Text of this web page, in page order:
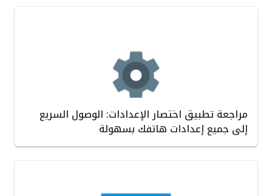
مراجعة تطبيق اختصار الإعدادات: الوصول السريع
إلى جميع إعدادات هاتفك بسهولة